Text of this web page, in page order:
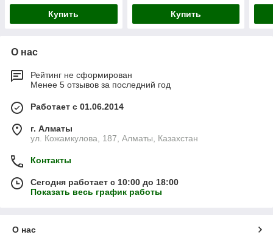
Купить Купить
О нас
Рейтинг не сформирован
Менее 5 отзывов за последний год
Работает с 01.06.2014
г. Алматы
ул. Кожамкулова, 187, Алматы, Казахстан
Контакты
Сегодня работает с 10:00 до 18:00
Показать весь график работы
О нас